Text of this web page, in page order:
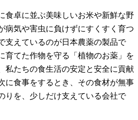
食卓に並ぶ美味しいお米や新鮮な野
病気や害虫に負けずにすくすく育つ
支えているのが日本農薬の製品で
育てた作物を守る「植物のお薬」を
私たちの食生活の安定と安全に貢献
に食事をするとき、その食材が無事
りを、少しだけ支えている会社で